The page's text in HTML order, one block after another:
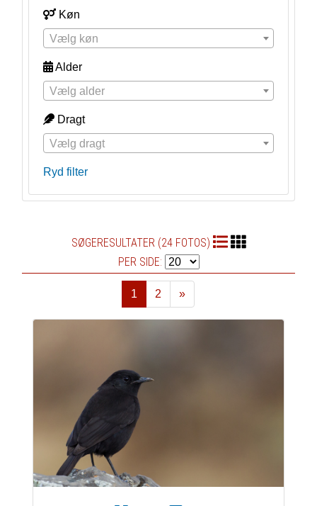
Køn
Vælg køn
Alder
Vælg alder
Dragt
Vælg dragt
Ryd filter
SØGERESULTATER (24 FOTOS)
PER SIDE:
1 2
»
Næste